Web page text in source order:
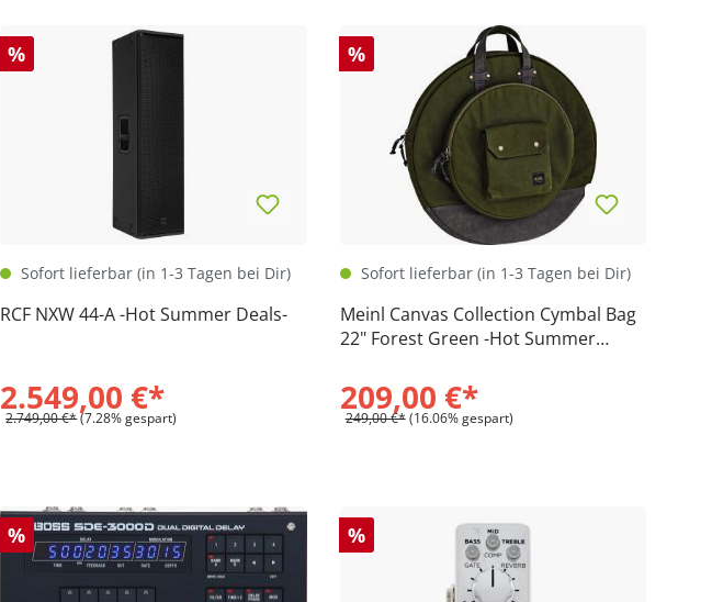
%
Sofort lieferbar (in 1-3 Tagen bei Dir)
RCF NXW 44-A -Hot Summer Deals-
2.549,00 €*
2.749,00 €*(7.28% gespart)
%
Sofort lieferbar (in 1-3 Tagen bei Dir)
Meinl Canvas Collection Cymbal Bag
22" Forest Green -Hot Summer
209,00 €*
249,00 €*(16.06% gespart)
% %